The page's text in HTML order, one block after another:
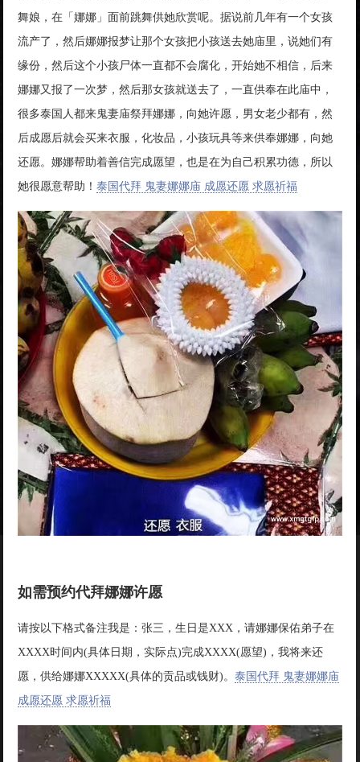
舞娘，在「娜娜」面前跳舞供她欣赏呢。据说前几年有一个女孩
流产了，然后娜娜报梦让那个女孩把小孩送去她庙里，说她们有
缘份，然后这个小孩尸体一直都不会腐化，开始她不相信，后来
娜娜又报了一次梦，然后那女孩就送去了，一直供奉在此庙中，
很多泰国人都来鬼妻庙祭拜娜娜，向她许愿，男女老少都有，然
后成愿后就会买来衣服，化妆品，小孩玩具等来供奉娜娜，向她
还愿。娜娜帮助着善信完成愿望，也是在为自己积累功德，所以
她很愿意帮助！泰国代拜 鬼妻娜娜庙 成愿还愿 求愿祈福
如需预约代拜娜娜许愿
请按以下格式备注我是：张三，生日是XXX，请娜娜保佑弟子在
XXXX时间内(具体日期，实际点)完成XXXX(愿望)，我将来还
愿，供给娜娜XXXXX(具体的贡品或钱财)。泰国代拜 鬼妻娜娜庙
成愿还愿 求愿祈福